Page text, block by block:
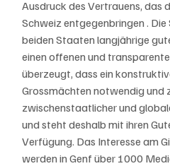
Ausdruck des Vertrauens, das
Schweiz entgegenbringen .
beiden Staaten langjährige
einen offenen und
überzeugt, dass ein
Grossmächten notwendig und
zwischenstaatlicher und
und steht deshalb mit ihren
Verfügung. Das Interesse am
werden in Genf über 1000